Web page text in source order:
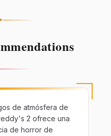
atmósfera comunitaria
de atmósfera de
2 ofrece una
de horror de